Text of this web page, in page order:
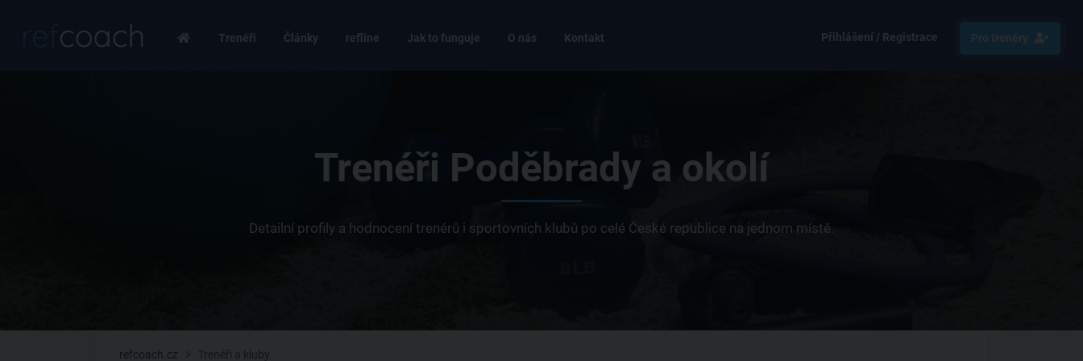
Trenéři Články refline Jak to funguje O nás Kontakt Přihlášení / Registrace Pro trenéry
Trenéři Poděbrady a okolí
Detailní profily a hodnocení trenérů i sportovních klubů po celé České republice na jednom místě.
refcoach.cz Trenéři a kluby